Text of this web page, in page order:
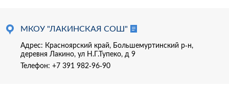
МКОУ "ЛАКИНСКАЯ СОШ"
Адрес: Красноярский край, Большемуртинский р-н,
деревня Лакино, ул Н.Г.Тупеко, д 9
Телефон: +7 391 982-96-90